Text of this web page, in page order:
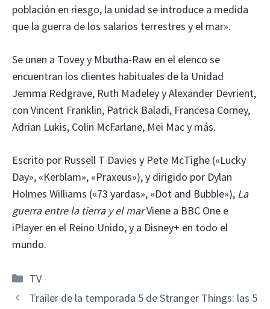
población en riesgo, la unidad se introduce a medida
que la guerra de los salarios terrestres y el mar».
Se unen a Tovey y Mbutha-Raw en el elenco se
encuentran los clientes habituales de la Unidad
Jemma Redgrave, Ruth Madeley y Alexander Devrient,
con Vincent Franklin, Patrick Baladi, Francesa Corney,
Adrian Lukis, Colin McFarlane, Mei Mac y más.
Escrito por Russell T Davies y Pete McTighe («Lucky
Day», «Kerblam», «Praxeus»), y dirigido por Dylan
Holmes Williams («73 yardas», «Dot and Bubble»), La
guerra entre la tierra y el marViene a BBC One e
iPlayer en el Reino Unido, y a Disney+ en todo el
mundo.
Categorías
TV
Trailer de la temporada 5 de Stranger Things: las 5